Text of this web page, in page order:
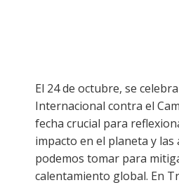
El 24 de octubre, se
Internacional contra el
fecha crucial para
impacto en el planeta y las
podemos tomar para
calentamiento global. En